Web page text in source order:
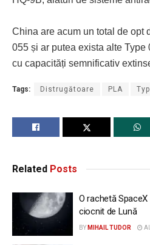
China are acum un total de opt
055 și ar putea exista alte Type
cu capacități semnificativ
Tags: Distrugătoare PLA
Related Posts
O rachetă
ciocnit de Lună
BY MIHAIL TUDOR